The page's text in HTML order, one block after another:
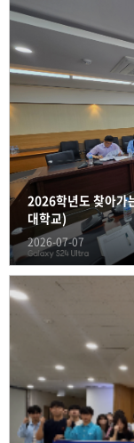
2026학년도 찾아가
대학교)
2026-07-07